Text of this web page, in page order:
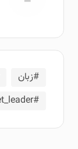
#زبان
#market_leader